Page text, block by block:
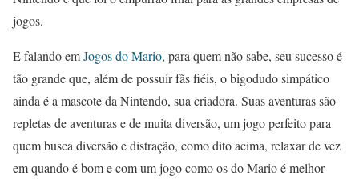
jogos.
E falando emJogos do Mario, para quem não sabe, seu sucesso é
tão grande que, além de possuir fãs fiéis, o bigodudo simpático
ainda é a mascote da Nintendo, sua criadora. Suas aventuras são
repletas de aventuras e de muita diversão, um jogo perfeito para
quem busca diversão e distração, como dito acima, relaxar de vez
em quando é bom e com um jogo como os do Mario é melhor